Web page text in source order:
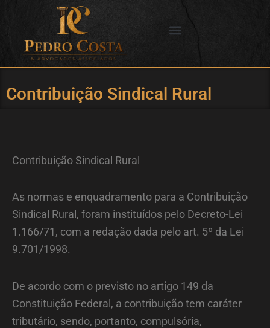
conteúdo
Contribuição Sindical Rural
Contribuição Sindical Rural
As normas e enquadramento para a Contribuição
Sindical Rural, foram instituídos pelo Decreto-Lei
1.166/71, com a redação dada pelo art. 5º da Lei
9.701/1998.
De acordo com o previsto no artigo 149 da
Constituição Federal, a contribuição tem caráter
tributário, sendo, portanto, compulsória,